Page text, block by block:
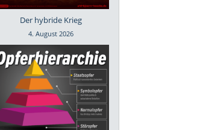
Der hybride Krieg
4. August 2026